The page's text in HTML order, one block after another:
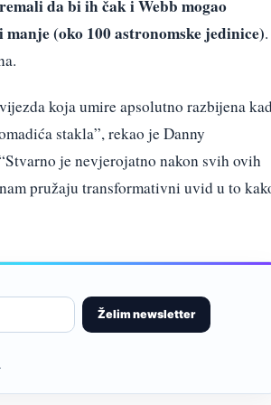
da bi ih čak i Webb mogao
(oko 100 astronomske jedinice).
koja umire apsolutno razbijena
stakla”, rekao je Danny
je nevjerojatno nakon svih ovih
pružaju transformativni uvid u to
Želim newsletter